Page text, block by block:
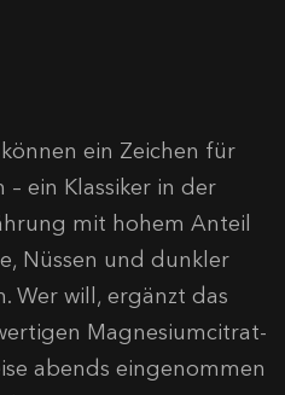
ein Zeichen für
ein Klassiker in der
mit hohem Anteil
Nüssen und dunkler
Wer will, ergänzt das
Magnesiumcitrat-
abends eingenommen